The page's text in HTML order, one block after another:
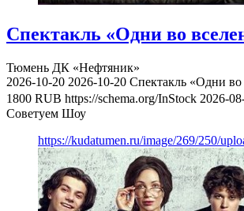
Спектакль «Одни во
Тюмень ДК «Нефтяник»
2026-10-20 2026-10-20 Спектакль «Одни
1800 RUB https://schema.org/InStock 2026-
Советуем Шоу
https://kudatumen.ru/image/269/250/